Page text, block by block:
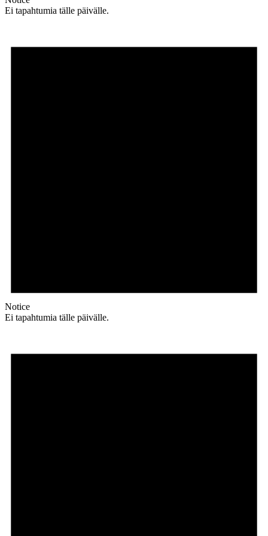
Ei tapahtumia tälle päivälle.
Notice
Ei tapahtumia tälle päivälle.